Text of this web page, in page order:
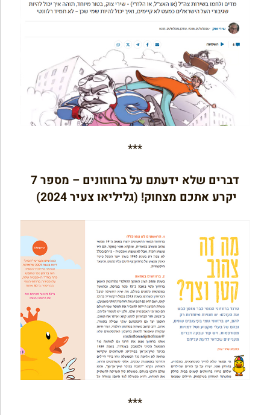
***
דברים שלא ידעתם על ברווזונים – מספר 7
יקרע אתכם מצחוק! (גליליאו צעיר 2024)
***